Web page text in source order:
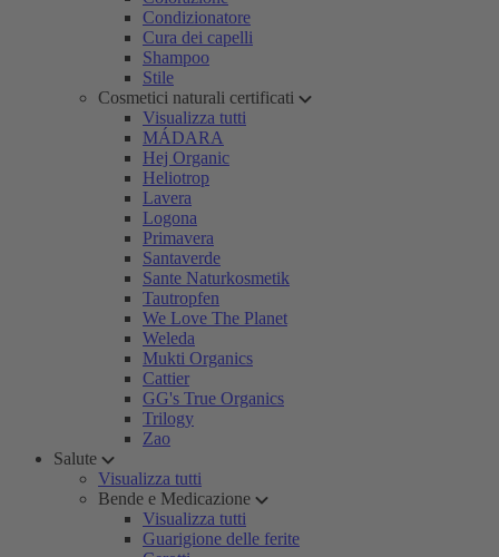
Condizionatore
Cura dei capelli
Shampoo
Stile
Cosmetici naturali certificati
Visualizza tutti
MÁDARA
Hej Organic
Heliotrop
Lavera
Logona
Primavera
Santaverde
Sante Naturkosmetik
Tautropfen
We Love The Planet
Weleda
Mukti Organics
Cattier
GG's True Organics
Trilogy
Zao
Salute
Visualizza tutti
Bende e Medicazione
Visualizza tutti
Guarigione delle ferite